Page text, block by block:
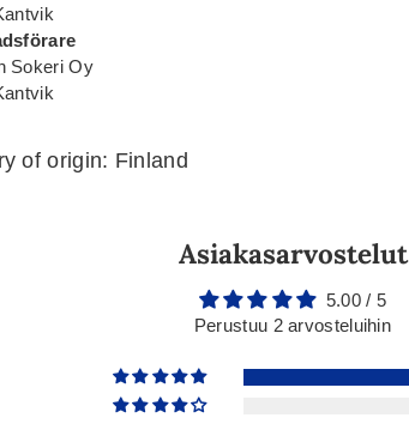
Sokeri Oy
of origin: Finland
Asiakasarvostelut
5.00 / 5
Perustuu 2 arvosteluihin